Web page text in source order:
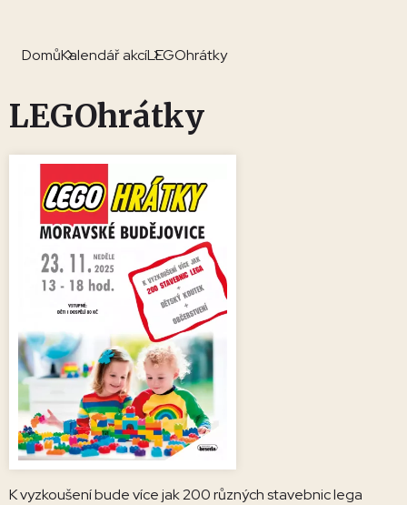
DomůKalendář akcíLEGOhrátky
LEGOhrátky
K vyzkoušení bude více jak 200 různých stavebnic lega